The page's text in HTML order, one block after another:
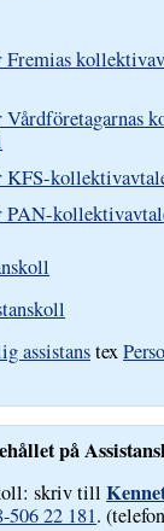
Fremias
Vårdföretagarnas
KFS-
PAN-
assistanstex
på
skriv till
506 22 181.